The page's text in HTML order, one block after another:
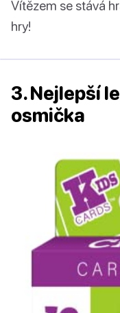
Vítězem se stává
hry!
3. Nejlepší
osmička